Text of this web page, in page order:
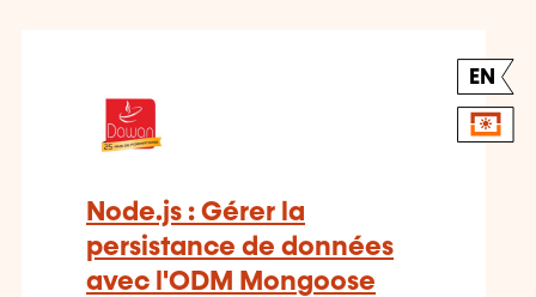
EN
Node.js : Gérer la
persistance de données
avec l'ODM Mongoose